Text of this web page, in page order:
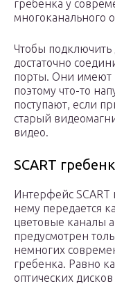
гребенка у
многоканального
Чтобы
достаточно
порты. Они имеют
поэтому что-то
поступают, если
старый
видео.
SCART
Интерфейс
нему передается
цветовые каналы
предусмотрен
немногих
гребенка. Равно
оптических